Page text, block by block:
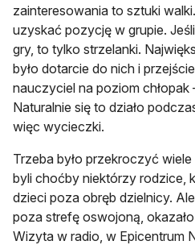
zainteresowania to sztuki
uzyskać pozycję w grupie.
gry, to tylko strzelanki.
było dotarcie do nich i
nauczyciel na poziom
Naturalnie się to działo
więc wycieczki.
Trzeba było przekroczyć
byli choćby niektórzy rodzice,
dzieci poza obręb dzielnicy.
poza strefę oswojoną,
Wizyta w radio, w Epicentrum